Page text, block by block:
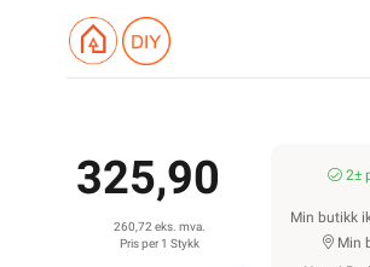
325,90
260,72 eks. mva.
Pris per 1 Stykk
2±
Min butikk
Min